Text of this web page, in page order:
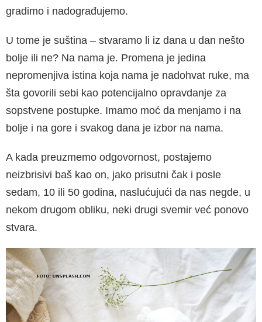
gradimo i na­dograđujemo.
U tome je suština – stvaramo li iz dana u dan nešto
bolje ili ne? Na nama je. Promena je je­dina
nepromenjiva istina koja nama je nadoh­vat ruke, ma
šta govorili sebi kao potencijalno opravdanje za
sopstvene postupke. Imamo moć da menjamo i na
bolje i na gore i svakog dana je izbor na nama.
A kada preuzmemo odgovornost, postaje­mo
neizbrisivi baš kao on, jako prisutni čak i posle
sedam, 10 ili 50 godina, naslućujući da nas negde, u
nekom drugom obliku, neki drugi svemir već ponovo
stvara.